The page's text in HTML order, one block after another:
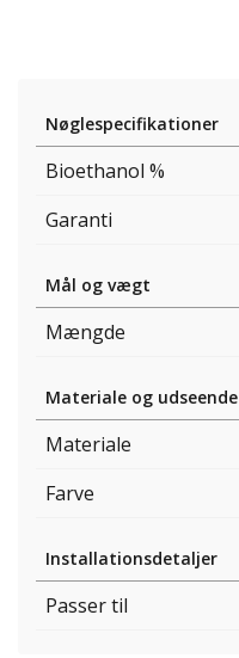
Nøglespecifikationer
Bioethanol %
Garanti
Mål og vægt
Mængde
Materiale og udseende
Materiale
Farve
Installationsdetaljer
Passer til